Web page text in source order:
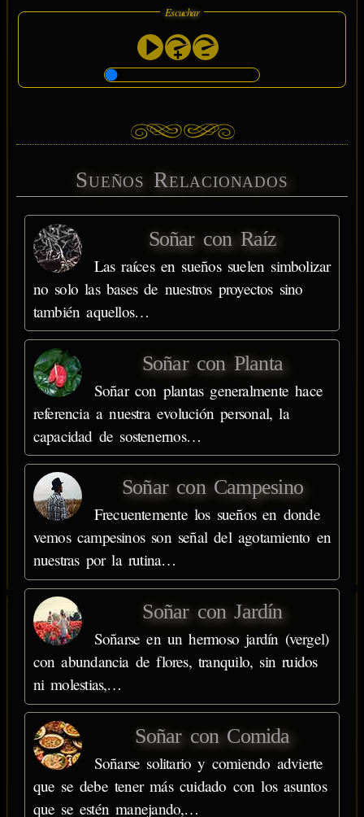
Escuchar
Sueños Relacionados
Soñar con Raíz
Las raíces en sueños suelen simbolizar
no solo las bases de nuestros proyectos sino
también aquellos…
Soñar con Planta
Soñar con plantas generalmente hace
referencia a nuestra evolución personal, la
capacidad de sostenernos…
Soñar con Campesino
Frecuentemente los sueños en donde
vemos campesinos son señal del agotamiento en
nuestras por la rutina…
Soñar con Jardín
Soñarse en un hermoso jardín (vergel)
con abundancia de flores, tranquilo, sin ruidos
ni molestias,…
Soñar con Comida
Soñarse solitario y comiendo advierte
que se debe tener más cuidado con los asuntos
que se estén manejando,…